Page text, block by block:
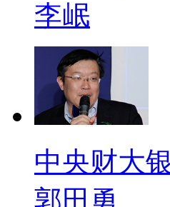
李岷
中央财大
郭田勇